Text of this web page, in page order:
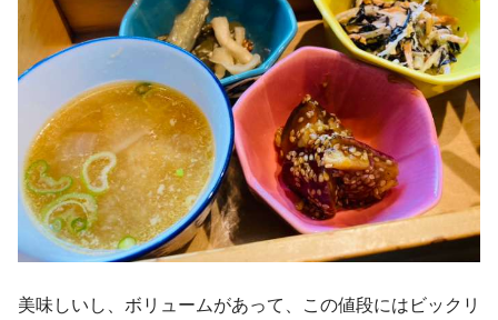
美味しいし、ボリュームがあって、この値段にはビックリ